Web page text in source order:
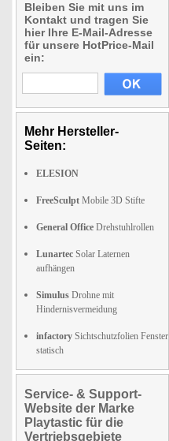
Bleiben Sie mit uns im
Kontakt und tragen Sie
hier Ihre E-Mail-Adresse
für unsere HotPrice-Mail
ein:
Mehr Hersteller-
Seiten:
ELESION
FreeSculpt Mobile 3D Stifte
General Office Drehstuhlrollen
Lunartec Solar Laternen
aufhängen
Simulus Drohne mit
Hindernisvermeidung
infactory Sichtschutzfolien Fenster
statisch
Service- & Support-
Website der Marke
Playtastic für die
Vertriebsgebiete